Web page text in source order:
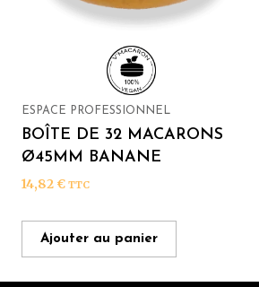
ESPACE PROFESSIONNEL
BOÎTE DE 32 MACARONS
Ø45MM BANANE
14,82 € TTC
Ajouter au panier